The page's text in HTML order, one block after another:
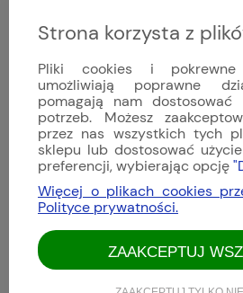
Strona korzysta z
Pliki cookies i
umożliwiają poprawne
pomagają nam
potrzeb. Możesz
przez nas wszystkich tych
sklepu lub dostosować
preferencji, wybierając opcję
Więcej o plikach cookies
Polityce prywatności.
ZAAKCEPTUJ